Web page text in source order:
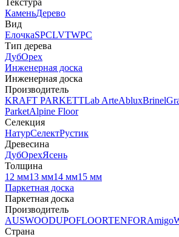
Текстура
КаменьДерево
Вид
ЕлочкаSPCLVTWPC
Тип дерева
ДубОрех
Инженерная доска
Инженерная доска
Производитель
KRAFT PARKETTLab ArteAbluxBrinel
ParketAlpine Floor
Селекция
НатурСелектРустик
Древесина
ДубОрехЯсень
Толщина
12 мм13 мм14 мм15 мм
Паркетная доска
Паркетная доска
Производитель
AUSWOODUPOFLOORTENFORAmigo
Страна